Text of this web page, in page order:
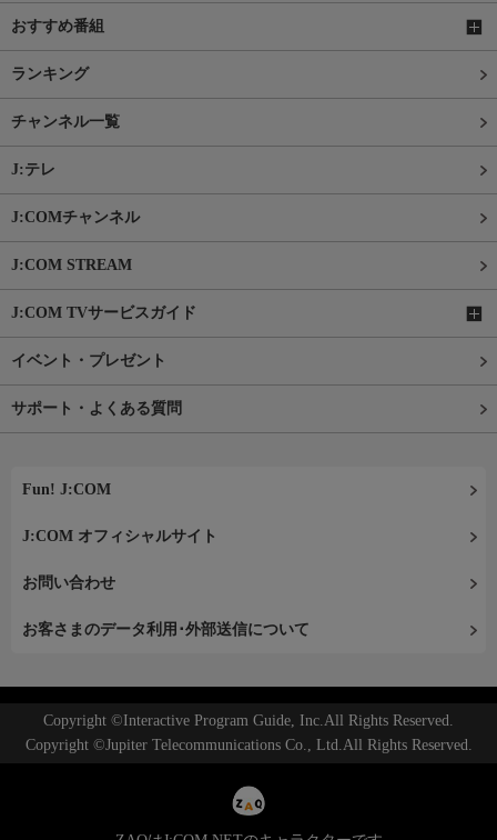
おすすめ番組
ランキング
チャンネル一覧
J:テレ
J:COMチャンネル
J:COM STREAM
J:COM TVサービスガイド
イベント・プレゼント
サポート・よくある質問
Fun! J:COM
J:COM オフィシャルサイト
お問い合わせ
お客さまのデータ利用･外部送信について
Copyright ©Interactive Program Guide, Inc.All Rights Reserved.
Copyright ©Jupiter Telecommunications Co., Ltd.All Rights Reserved.